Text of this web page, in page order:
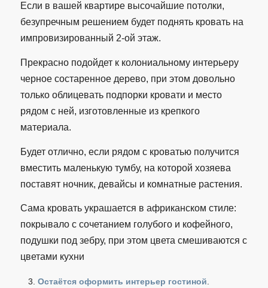
Если в вашей квартире высочайшие потолки,
безупречным решением будет поднять кровать на
импровизированный 2-ой этаж.
Прекрасно подойдет к колониальному интерьеру
черное состаренное дерево, при этом довольно
только облицевать подпорки кровати и место
рядом с ней, изготовленные из крепкого
материала.
Будет отлично, если рядом с кроватью получится
вместить маленькую тумбу, на которой хозяева
поставят ночник, девайсы и комнатные растения.
Сама кровать украшается в африканском стиле:
покрывало с сочетанием голубого и кофейного,
подушки под зебру, при этом цвета смешиваются с
цветами кухни
Остаётся оформить интерьер гостиной